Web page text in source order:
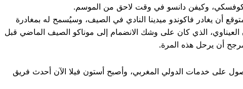
وكيفن دانسو في وقت لاحق من الموسم.
أن يغادر فاكوندو ميدينا النادي في الصيف، وسيُسمح له بمغادرة
العيناوي، الذي كان على وشك الانضمام إلى موناكو الصيف الماضي قبل
أن يرحل هذه المرة.
على خدمات الدولي المغربي، وأصبح أستون فيلا الآن أحدث فريق